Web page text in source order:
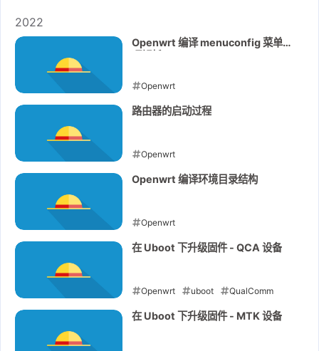
2022
Openwrt 编译 menuconfig 菜单选
Openwrt
2022-07-07
路由器的启动过程
Openwrt
2022-07-07
Openwrt 编译环境目录结构
Openwrt
2022-07-07
在 Uboot 下升级固件 - QCA 设备
Openwrt uboot QualComm
2022-07-07
在 Uboot 下升级固件 - MTK 设备